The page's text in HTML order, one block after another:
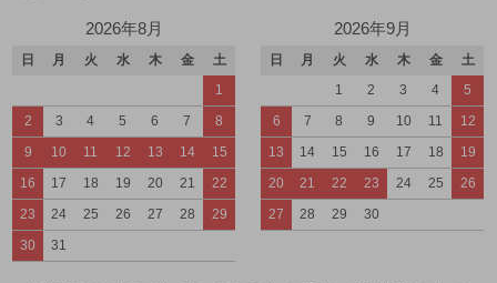
2026年8月
日 月 火 水 木 金
土
1
2
3 4 5 6 7
8
9
10 11 12 13 14
15
16
17 18 19 20 21
22
23
24 25 26 27 28
29
30
31
2026年9月
日 月 火 水 木 金
土
1
2 3 4
5
6
7 8 9 10 11
12
13
14 15 16 17 18
19
20
21 22 23 24 25
26
27
28 29 30